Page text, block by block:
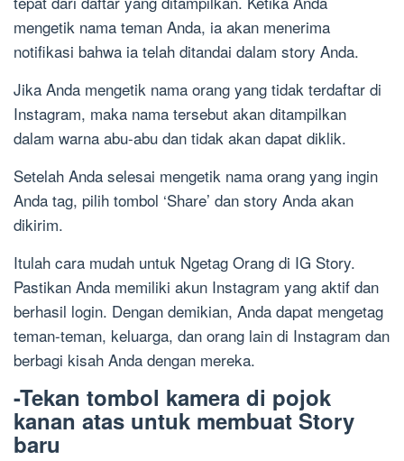
mengetik nama teman Anda, ia akan menerima
notifikasi bahwa ia telah ditandai dalam story Anda.
Jika Anda mengetik nama orang yang tidak terdaftar di
Instagram, maka nama tersebut akan ditampilkan
dalam warna abu-abu dan tidak akan dapat diklik.
Setelah Anda selesai mengetik nama orang yang ingin
Anda tag, pilih tombol ‘Share’ dan story Anda akan
dikirim.
Itulah cara mudah untuk Ngetag Orang di IG Story.
Pastikan Anda memiliki akun Instagram yang aktif dan
berhasil login. Dengan demikian, Anda dapat mengetag
teman-teman, keluarga, dan orang lain di Instagram dan
berbagi kisah Anda dengan mereka.
-Tekan tombol kamera di pojok
kanan atas untuk membuat Story
baru